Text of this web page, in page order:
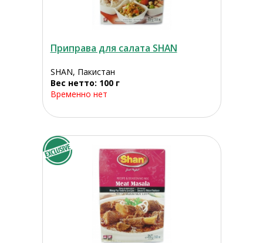
Приправа для салата SHAN
SHAN, Пакистан
Вес нетто: 100 г
Временно нет